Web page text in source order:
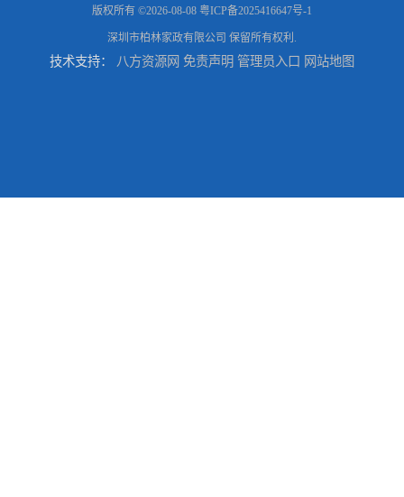
版权所有 ©2026-08-08 粤ICP备2025416647号-1
深圳市柏林家政有限公司 保留所有权利.
技术支持： 八方资源网 免责声明 管理员入口 网站地图